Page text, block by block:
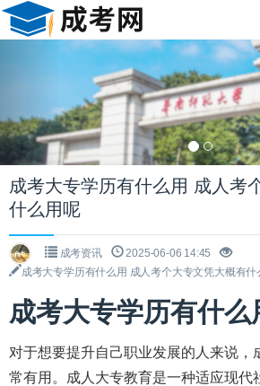
Previous
成考大专学历有什么用 成人考
什么用呢
成考资讯
2025-06-06 14:45
成考大专学历有什么用 成人考个大专文凭大概有什
成考大专学历有什么
对于想要提升自己职业发展的人来说，
常有用。成人大专教育是一种适应现代